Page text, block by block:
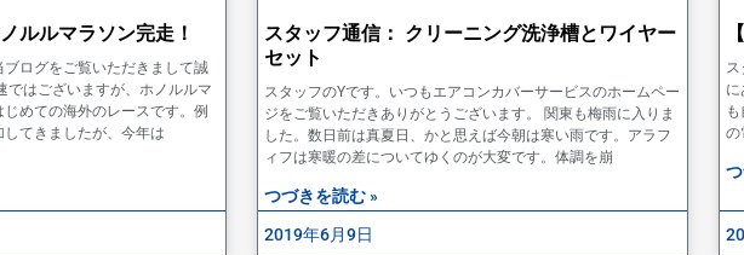
ルルマラソン完走！
ログをご覧いただきまして誠
ではございますが、ホノルルマ
めての海外のレースです。例
てきましたが、今年は
スタッフ通信： クリーニング洗浄槽とワイヤー
セット
スタッフのYです。いつもエアコンカバーサービスのホームペー
ジをご覧いただきありがとうございます。 関東も梅雨に入りま
した。数日前は真夏日、かと思えば今朝は寒い雨です。アラフ
ィフは寒暖の差についてゆくのが大変です。体調を崩
つづきを読む »
2019年6月9日
の